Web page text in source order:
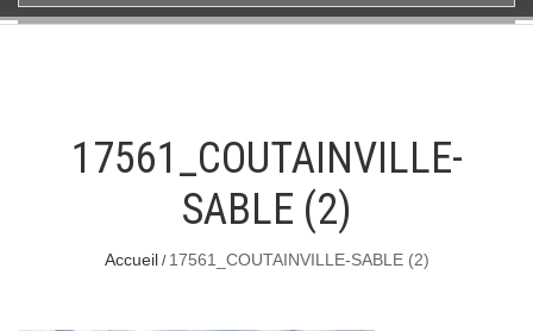
17561_COUTAINVILLE-
SABLE (2)
Accueil 17561_COUTAINVILLE-SABLE (2)